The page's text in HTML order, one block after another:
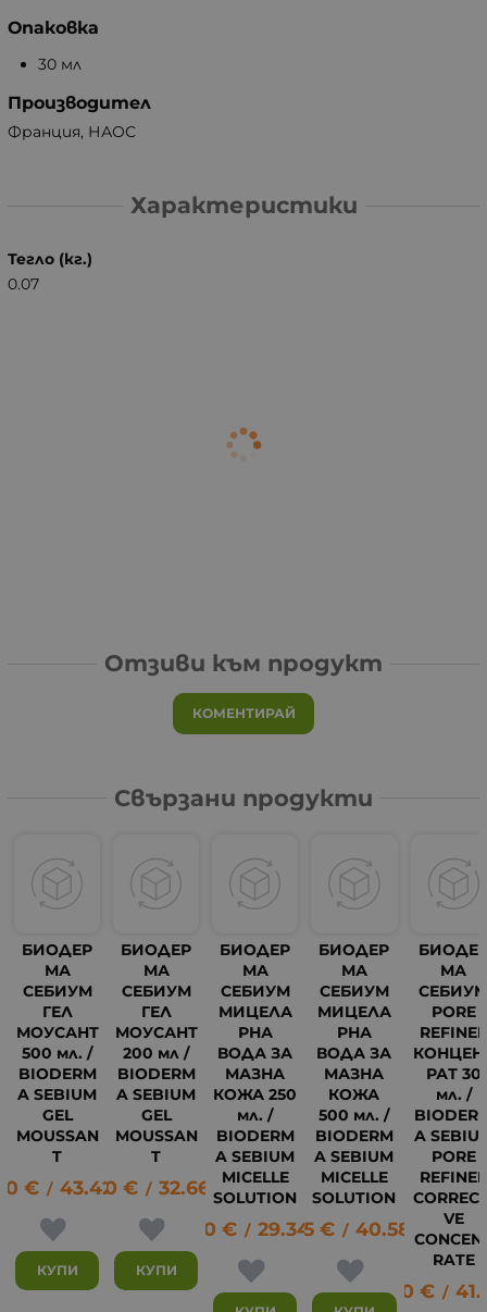
Опаковка
30 мл
Производител
Франция, НАОС
Характеристики
Тегло (кг.)
0.07
Отзиви към продукт
КОМЕНТИРАЙ
Свързани продукти
БИОДЕР
МА
СЕБИУМ
ГЕЛ
МОУСАНТ
500 мл. /
BIODERM
A SEBIUM
GEL
MOUSSAN
T
€ / 43.42 лв.
КУПИ
БИОДЕР
МА
СЕБИУМ
ГЕЛ
МОУСАНТ
200 мл /
BIODERM
A SEBIUM
GEL
MOUSSAN
T
16.70 € / 32.66 лв.
КУПИ
БИОДЕР
МА
СЕБИУМ
МИЦЕЛА
РНА
ВОДА ЗА
МАЗНА
КОЖА 250
мл. /
BIODERM
A SEBIUM
MICELLE
SOLUTION
15.00 € / 29.34 лв.
БИОДЕР
МА
СЕБИУМ
МИЦЕЛА
РНА
ВОДА ЗА
МАЗНА
КОЖА
500 мл. /
BIODERM
A SEBIUM
MICELLE
SOLUTION
20.75 € / 40.58 лв.
МА
PORE
REFINER
РАТ 30
мл. /
A
PORE
REFINER
VE
RATE
21.30 € /